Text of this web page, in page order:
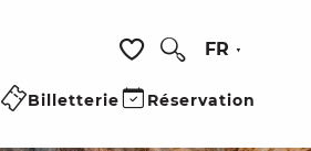
Voir les favoris
FR
Billetterie Réservation